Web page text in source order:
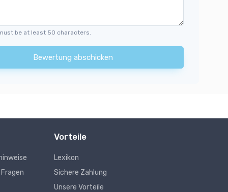
be at least 50 characters.
Bewertung abschicken
Vorteile
Lexikon
Sichere Zahlung
Unsere Vorteile